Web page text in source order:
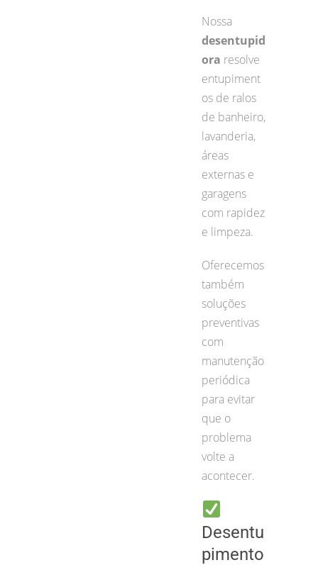
Nossa
desentupid
ora resolve
entupiment
os de ralos
de banheiro,
lavanderia,
áreas
externas e
garagens
com rapidez
e limpeza.
Oferecemos
também
soluções
preventivas
com
manutenção
periódica
para evitar
que o
problema
volte a
acontecer.
Desentu
pimento